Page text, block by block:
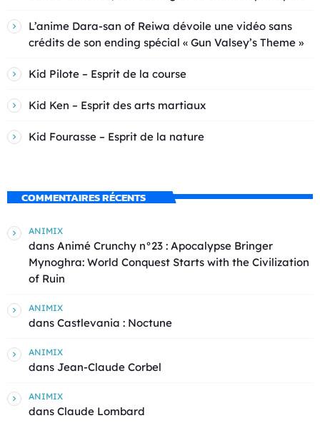
L’anime Dara-san of Reiwa dévoile une vidéo sans
crédits de son ending spécial « Gun Valsey’s Theme »
Kid Pilote – Esprit de la course
Kid Ken – Esprit des arts martiaux
Kid Fourasse – Esprit de la nature
COMMENTAIRES RÉCENTS
ANIMIX
dans Animé Crunchy n°23 : Apocalypse Bringer
Mynoghra: World Conquest Starts with the Civilization
of Ruin
ANIMIX
dans Castlevania : Noctune
ANIMIX
dans Jean-Claude Corbel
ANIMIX
dans Claude Lombard